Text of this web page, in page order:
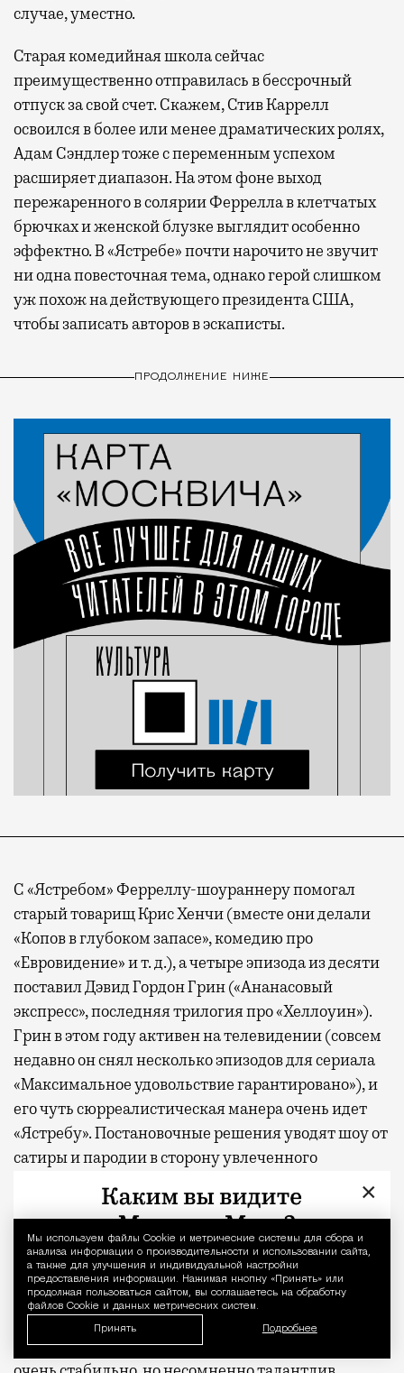
Уведомление
Мы используем файлы Сookie и метрические системы для сбора и
анализа информации о производительности и использовании сайта,
а также для улучшения и индивидуальной настройки
предоставления информации. Нажимая кнопку «Принять» или
продолжая пользоваться сайтом, вы соглашаетесь на обработку
файлов Cookie и данных метрических систем.
Принять Подробнее
случае, уместно.
Старая комедийная школа сейчас
преимущественно отправилась в бессрочный
отпуск за свой счет. Скажем, Стив Каррелл
освоился в более или менее драматических ролях,
Адам Сэндлер тоже с переменным успехом
расширяет диапазон. На этом фоне выход
пережаренного в солярии Феррелла в клетчатых
брючках и женской блузке выглядит особенно
эффектно. В «Ястребе» почти нарочито не звучит
ни одна повесточная тема, однако герой слишком
уж похож на действующего президента США,
чтобы записать авторов в эскаписты.
ПРОДОЛЖЕНИЕ НИЖЕ
С «Ястребом» Ферреллу-шоураннеру помогал
старый товарищ Крис Хенчи (вместе они делали
«Копов в глубоком запасе», комедию про
«Евровидение» и т. д.), а четыре эпизода из десяти
поставил Дэвид Гордон Грин («Ананасовый
экспресс», последняя трилогия про «Хеллоуин»).
Грин в этом году активен на телевидении (совсем
недавно он снял несколько эпизодов для сериала
«Максимальное удовольствие гарантировано»), и
его чуть сюрреалистическая манера очень идет
«Ястребу». Постановочные решения уводят шоу от
сатиры и пародии в сторону увлеченного
В отличие от героев добрых спортивных комедий
образца «Теда Лассо» Лонни Хокинс совершенно
не нуждается в нравственном перерождении. Это
отчетливо неприятный герой, но он совсем не
лишен магнетизма, смешно и много шутит про
яйца, а главное, пусть парадоксально, пусть не
×